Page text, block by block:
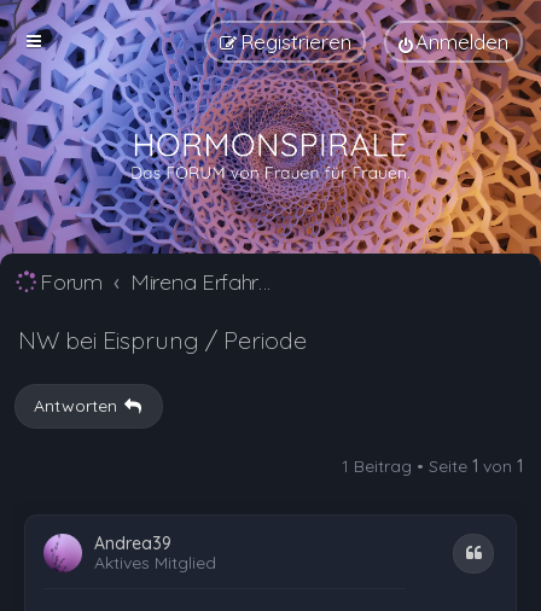
Anmelden
Registrieren
Forum Mirena Erfahrungsberichte und Nebenwirkungen
NW bei Eisprung / Periode
Antworten
1 Beitrag • Seite 1 von 1
Andrea39
Aktives Mitglied
Zitat